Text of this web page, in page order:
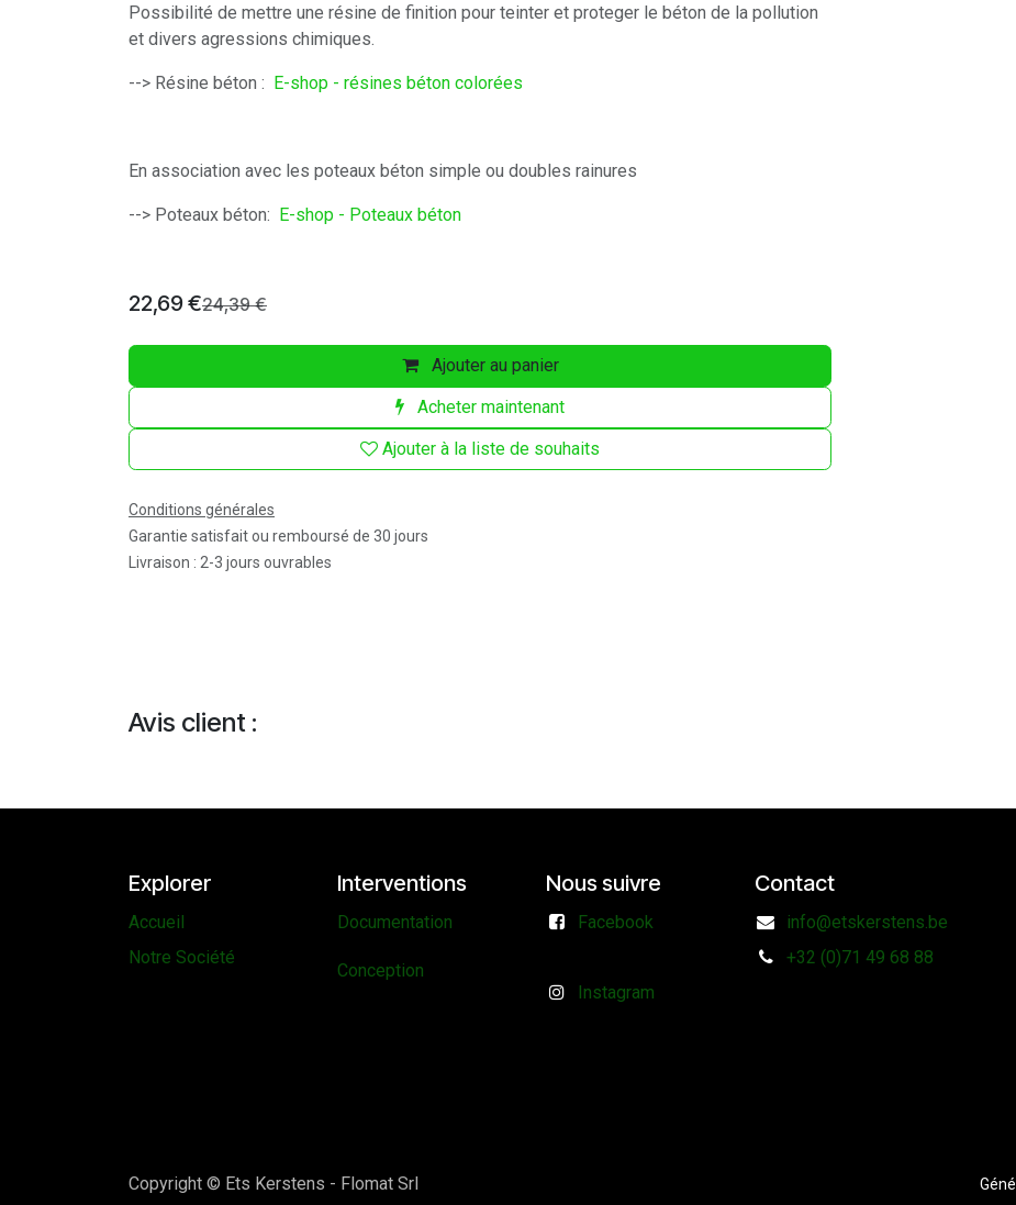
Possibilité de mettre une résine de finition pour teinter et proteger le béton de la pollution
et divers agressions chimiques.
--> Résine béton : E-shop - résines béton colorées
En association avec les poteaux béton simple ou doubles rainures
--> Poteaux béton: E-shop - Poteaux béton
22,69€24,39€
Ajouter au panier
Acheter maintenant
Ajouter à la liste de souhaits
Conditions générales
Garantie satisfait ou remboursé de 30 jours
Livraison : 2-3 jours ouvrables
Avis client :
Explorer
Accueil
Notre Société
Interventions
Documentation
Conception
Nous suivre
Facebook
Instagram
Contact
info@etskerstens.be
+32 (0)71 49 68 88
Copyright © Ets Kerstens - Flomat Srl